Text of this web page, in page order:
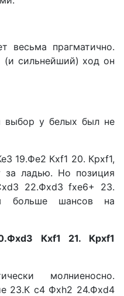
весьма прагматично.
сильнейший) ход он
выбор у белых был не
19.Фе2 Кxf1 20. Крхf1,
за ладью. Но позиция
22.Фxd3 fxe6+ 23.
больше шансов на
Кxf1 21. Крхf1
молниеносно.
23.К с4 Фxh2 24.Фxd4